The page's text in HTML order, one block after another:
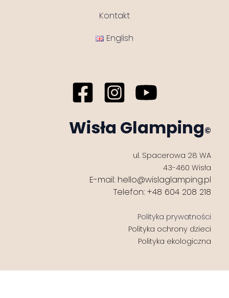
Kontakt
English
Wisła Glamping©
ul. Spacerowa 28 WA
43-460 Wisła
E-mail: hello@wislaglamping.pl
Telefon: +48 604 208 218
Polityka prywatności
Polityka ochrony dzieci
Polityka ekologiczna